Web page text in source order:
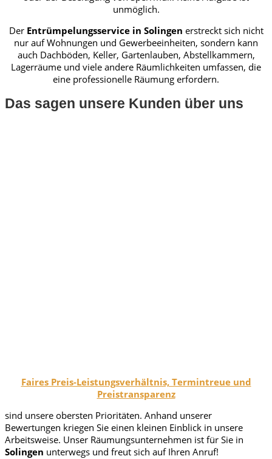
unmöglich.
Der Entrümpelungsservice in Solingen erstreckt sich nicht
nur auf Wohnungen und Gewerbeeinheiten, sondern kann
auch Dachböden, Keller, Gartenlauben, Abstellkammern,
Lagerräume und viele andere Räumlichkeiten umfassen, die
eine professionelle Räumung erfordern.
Das sagen unsere Kunden über uns
Faires Preis-Leistungsverhältnis, Termintreue und
Preistransparenz
sind unsere obersten Prioritäten. Anhand unserer
Bewertungen kriegen Sie einen kleinen Einblick in unsere
Arbeitsweise. Unser Räumungsunternehmen ist für Sie in
Solingen unterwegs und freut sich auf Ihren Anruf!